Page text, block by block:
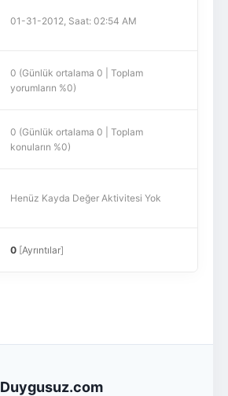
01-31-2012, Saat: 02:54 AM
0 (Günlük ortalama 0 | Toplam
yorumların %0)
0 (Günlük ortalama 0 | Toplam
konuların %0)
Henüz Kayda Değer Aktivitesi Yok
0[Ayrıntılar]
Duygusuz.com